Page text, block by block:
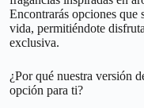
Encontrarás opciones que
vida, permitiéndote
exclusiva.
¿Por qué nuestra versión
opción para ti?